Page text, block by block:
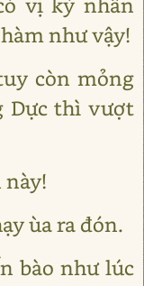
như vậy!
còn mỏng
Dực thì vượt
này!
ùa ra đón.
bào như lúc